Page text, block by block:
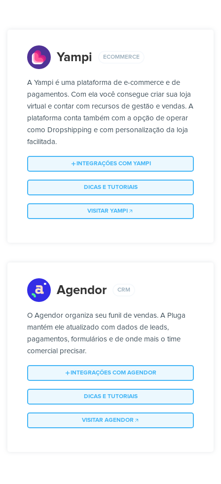
Yampi ECOMMERCE
A Yampi é uma plataforma de e-commerce e de
pagamentos. Com ela você consegue criar sua loja
virtual e contar com recursos de gestão e vendas. A
plataforma conta também com a opção de operar
como Dropshipping e com personalização da loja
facilitada.
INTEGRAÇÕES COM YAMPI
DICAS E TUTORIAIS
VISITAR YAMPI
Agendor CRM
O Agendor organiza seu funil de vendas. A Pluga
mantém ele atualizado com dados de leads,
pagamentos, formulários e de onde mais o time
comercial precisar.
INTEGRAÇÕES COM AGENDOR
DICAS E TUTORIAIS
VISITAR AGENDOR